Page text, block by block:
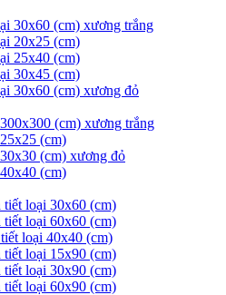
30x60 (cm) xương trắng
20x25 (cm)
25x40 (cm)
30x45 (cm)
30x60 (cm) xương đỏ
(cm) xương trắng
(cm)
(cm) xương đỏ
(cm)
tiết loại 30x60 (cm)
tiết loại 60x60 (cm)
loại 40x40 (cm)
tiết loại 15x90 (cm)
tiết loại 30x90 (cm)
tiết loại 60x90 (cm)